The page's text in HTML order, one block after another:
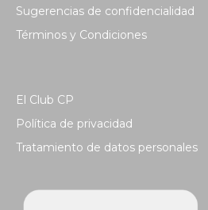
Sugerencias de confidencialidad
Términos y Condiciones
El Club CP
Política de privacidad
Tratamiento de datos personales